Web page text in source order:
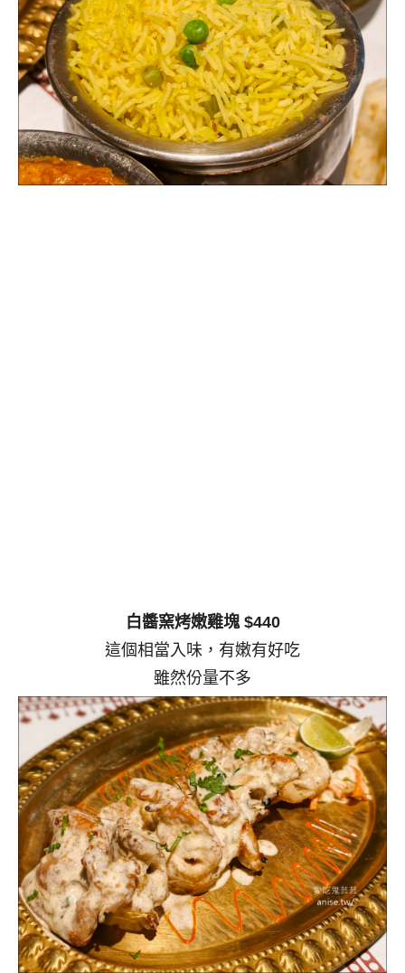
白醬窯烤嫩雞塊 $440
這個相當入味，有嫩有好吃
雖然份量不多